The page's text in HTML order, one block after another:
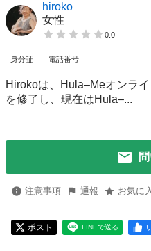
hiroko
女性
0.0
身分証 電話番号
Hirokoは、Hula–Meオンラ
を修了し、現在はHula–...
注意事項 通報 お気に
ポスト LINEで送る